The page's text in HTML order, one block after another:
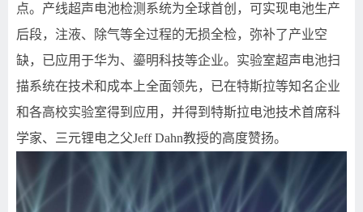
点。产线超声电池检测系统为全球首创，可实现电池生产
后段，注液、除气等全过程的无损全检，弥补了产业空
缺，已应用于华为、鎏明科技等企业。实验室超声电池扫
描系统在技术和成本上全面领先，已在特斯拉等知名企业
和各高校实验室得到应用，并得到特斯拉电池技术首席科
学家、三元锂电之父Jeff Dahn教授的高度赞扬。